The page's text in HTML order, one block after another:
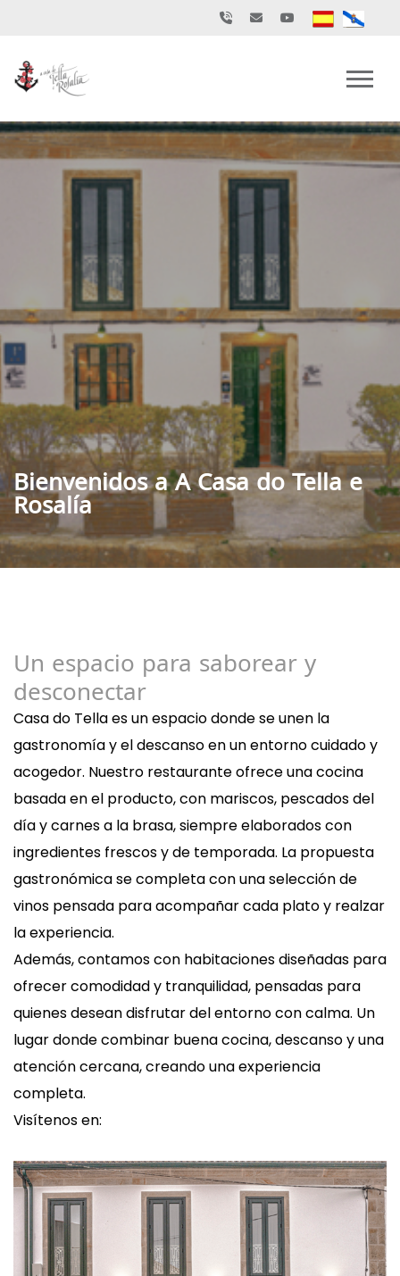
Bienvenidos a A Casa do Tella e
Rosalía
Un espacio para saborear y
desconectar
Casa do Tella es un espacio donde se unen la
gastronomía y el descanso en un entorno cuidado y
acogedor. Nuestro restaurante ofrece una cocina
basada en el producto, con mariscos, pescados del
día y carnes a la brasa, siempre elaborados con
ingredientes frescos y de temporada. La propuesta
gastronómica se completa con una selección de
vinos pensada para acompañar cada plato y realzar
la experiencia.
Además, contamos con habitaciones diseñadas para
ofrecer comodidad y tranquilidad, pensadas para
quienes desean disfrutar del entorno con calma. Un
lugar donde combinar buena cocina, descanso y una
atención cercana, creando una experiencia
completa.
Visítenos en: